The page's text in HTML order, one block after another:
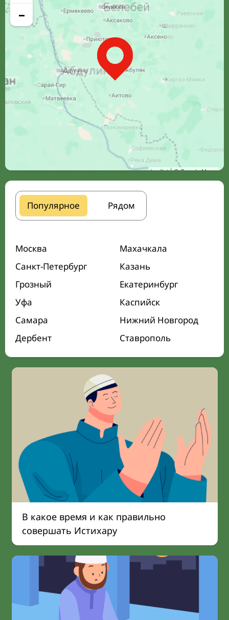
−
Leaflet| © Google Maps
Популярное Рядом
Москва
Махачкала
Санкт-Петербург
Казань
Грозный
Екатеринбург
Уфа
Каспийск
Самара
Нижний Новгород
Дербент
Ставрополь
В какое время и как правильно
совершать Истихару